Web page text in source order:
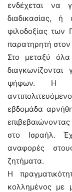
ενδέχεται να
διαδικασίας,
φιλοδοξίας των
παρατηρητή
Στο μεταξύ
ψήφων. Η
εβδομάδα
στο Ισραήλ.
αναφορές
ζητήματα.
Η
κολλημένος με